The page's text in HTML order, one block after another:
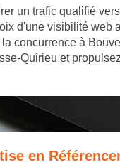
un trafic qualifié
d'une visibilité web
concurrence à
Quirieu et
en